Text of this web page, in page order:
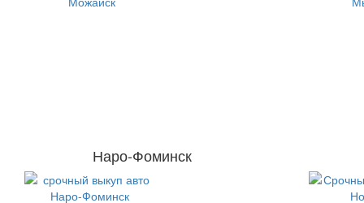
Наро-Фоминск